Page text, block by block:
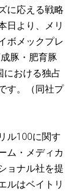
に応える戦略
日より、メリ
ボメックプレ
豚・肥育豚
における独占
す。（同社プ
ル100に関す
ム・メディカ
ョナル社を提
ルはベイトリ